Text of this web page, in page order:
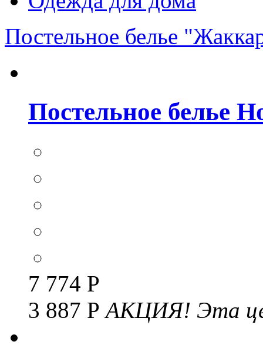
Постельное белье
Постельное белье
7 774 Р
3 887 РАКЦИЯ! Эта